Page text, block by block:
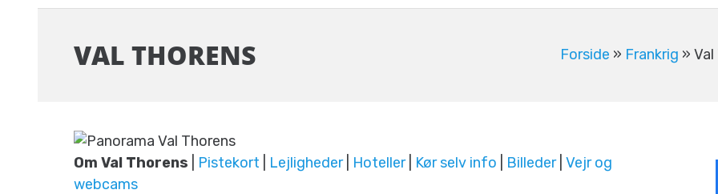
VAL THORENS Forside » Frankrig »
Om Val Thorens Pistekort Lejligheder| Hoteller| Kør selv info Billeder| Vejr og
webcams